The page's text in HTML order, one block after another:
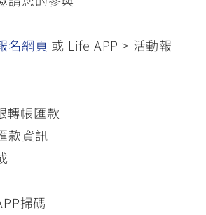
名網頁 或 Life APP > 活動報
轉帳匯款
款資訊
掃碼